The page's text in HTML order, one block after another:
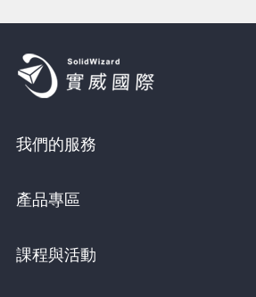
我們的服務
產品專區
課程與活動